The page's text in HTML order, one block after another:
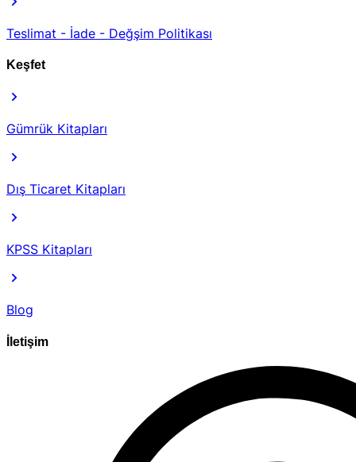
Teslimat - İade - Değşim Politikası
Keşfet
Gümrük Kitapları
Dış Ticaret Kitapları
KPSS Kitapları
Blog
İletişim